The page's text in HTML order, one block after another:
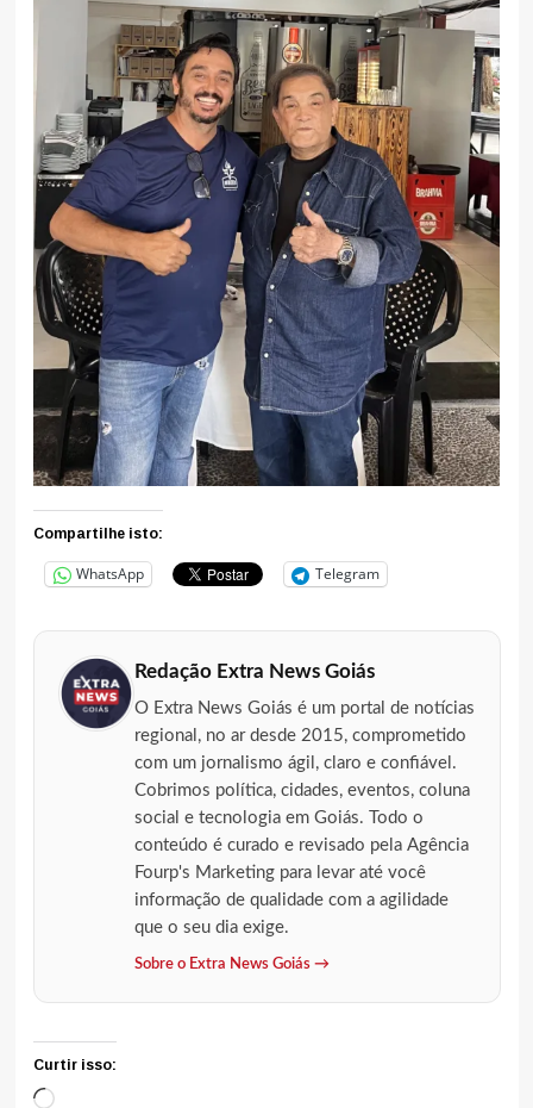
Compartilhe isto:
WhatsApp Telegram
Redação Extra News Goiás
O Extra News Goiás é um portal de notícias
regional, no ar desde 2015, comprometido
com um jornalismo ágil, claro e confiável.
Cobrimos política, cidades, eventos, coluna
social e tecnologia em Goiás. Todo o
conteúdo é curado e revisado pela Agência
Fourp's Marketing para levar até você
informação de qualidade com a agilidade
que o seu dia exige.
Sobre o Extra News Goiás →
Curtir isso:
Carregando...